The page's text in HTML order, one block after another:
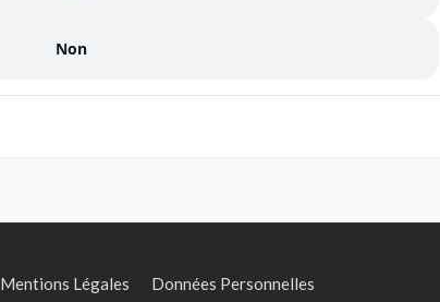
Non
Mentions Légales Données Personnelles